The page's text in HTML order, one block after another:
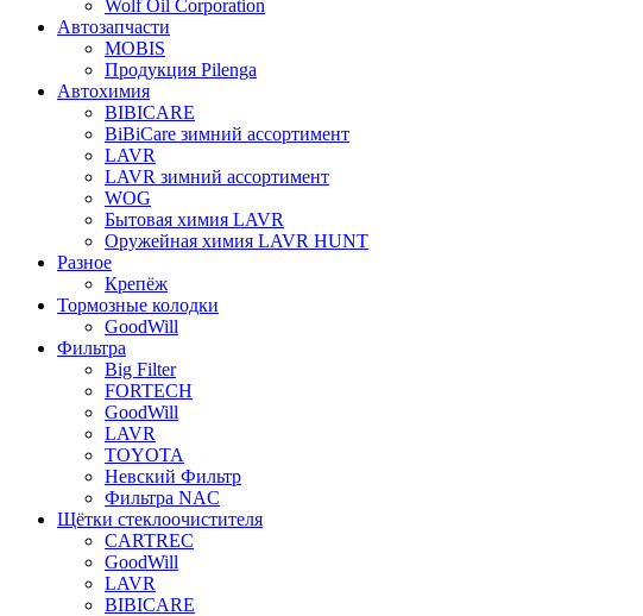
Wolf Oil Corporation
Автозапчасти
MOBIS
Продукция Pilenga
Автохимия
BIBICARE
BiBiCare зимний ассортимент
LAVR
LAVR зимний ассортимент
WOG
Бытовая химия LAVR
Оружейная химия LAVR HUNT
Разное
Крепёж
Тормозные колодки
GoodWill
Фильтра
Big Filter
FORTECH
GoodWill
LAVR
TOYOTA
Невский Фильтр
Фильтра NAC
Щётки стеклоочистителя
CARTREC
GoodWill
LAVR
ВIBICARE